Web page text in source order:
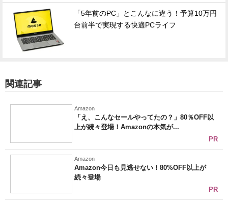
「5年前のPC」とこんなに違う！予算10万円
台前半で実現する快適PCライフ
関連記事
Amazon
「え、こんなセールやってたの？」80％OFF以
上が続々登場！Amazonの本気が...
PR
Amazon
Amazon今日も見逃せない！80%OFF以上が
続々登場
PR